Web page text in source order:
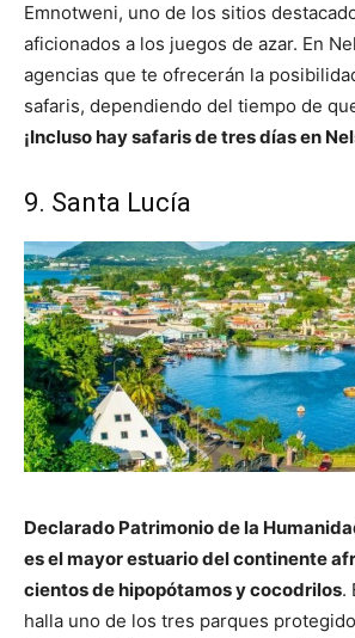
Emnotweni, uno de los sitios
aficionados a los juegos de azar. En
agencias que te ofrecerán la
safaris, dependiendo del tiempo de
¡Incluso hay safaris de tres días en
9. Santa Lucía
Declarado Patrimonio de la
es el mayor estuario del continente
cientos de hipopótamos y cocodrilos.
halla uno de los tres parques